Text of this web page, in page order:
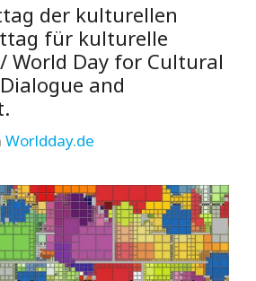
der kulturellen
für kulturelle
World Day for Cultural
and
Worldday.de